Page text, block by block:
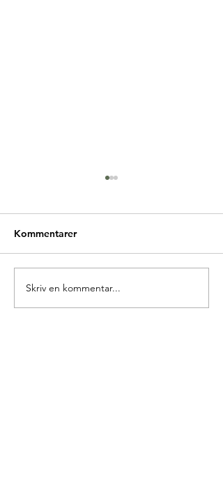
Glædelig Grundlovsdag
Kommentarer
Skriv en kommentar...